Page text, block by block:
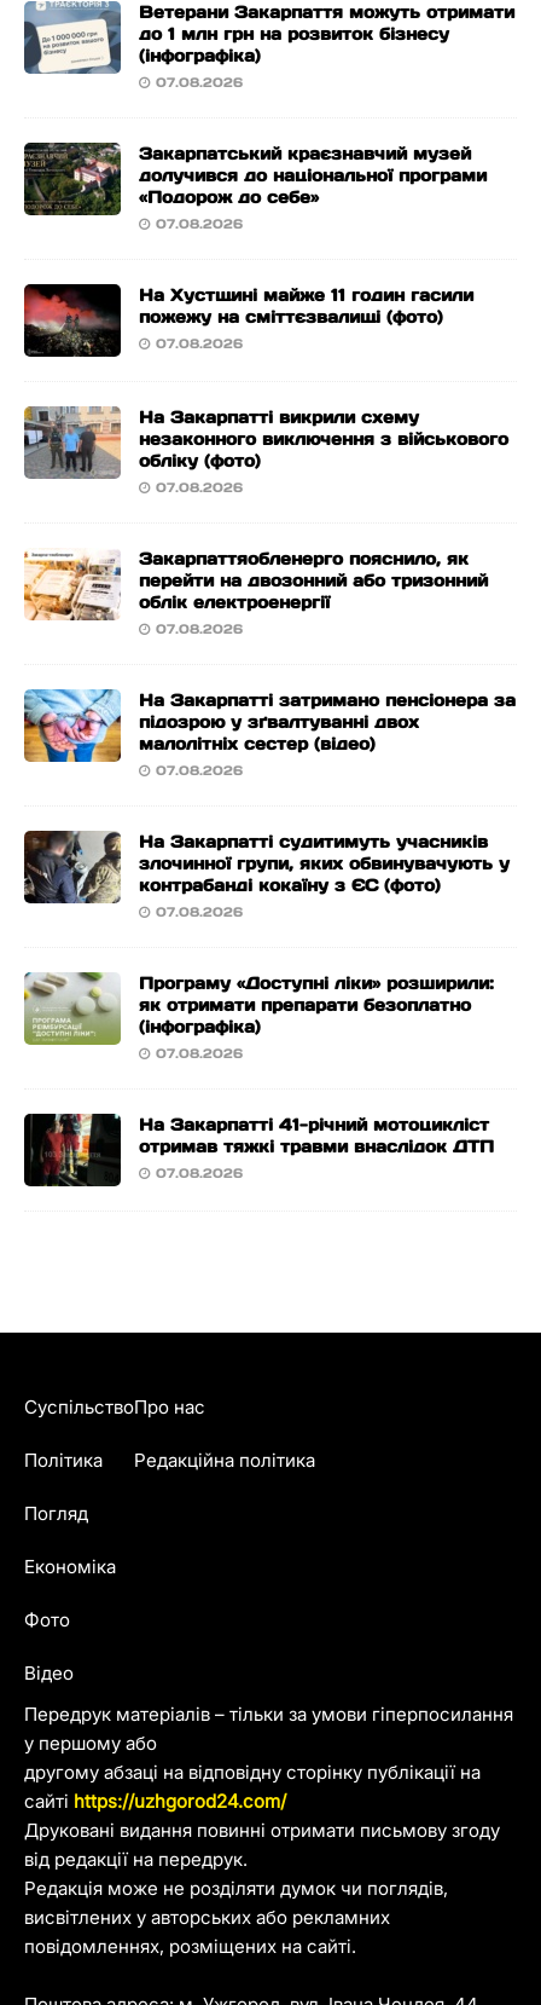
Ветерани Закарпаття можуть отримати
до 1 млн грн на розвиток бізнесу
(інфографіка)
07.08.2026
Закарпатський краєзнавчий музей
долучився до національної програми
«Подорож до себе»
07.08.2026
На Хустщині майже 11 годин гасили
пожежу на сміттєзвалищі (фото)
07.08.2026
На Закарпатті викрили схему
незаконного виключення з військового
обліку (фото)
07.08.2026
Закарпаттяобленерго пояснило, як
перейти на двозонний або тризонний
облік електроенергії
07.08.2026
На Закарпатті затримано пенсіонера за
підозрою у зґвалтуванні двох
малолітніх сестер (відео)
07.08.2026
На Закарпатті судитимуть учасників
злочинної групи, яких обвинувачують у
контрабанді кокаїну з ЄС (фото)
07.08.2026
Програму «Доступні ліки» розширили:
як отримати препарати безоплатно
(інфографіка)
07.08.2026
На Закарпатті 41-річний мотоцикліст
отримав тяжкі травми внаслідок ДТП
07.08.2026
Передрук матеріалів – тільки за умови гіперпосилання
у першому або
другому абзаці на відповідну сторінку публікації на
сайті https://uzhgorod24.com/
Друковані видання повинні отримати письмову згоду
від редакції на передрук.
Редакція може не розділяти думок чи поглядів,
висвітлених у авторських або рекламних
повідомленнях, розміщених на сайті.
Суспільство
Політика
Погляд
Економіка
Фото
Відео
Про нас
Редакційна політика